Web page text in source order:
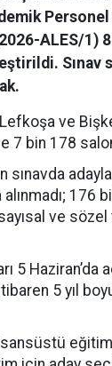
ALES/1)
Sınav
Lefkoşa ve
7 bin 178
sınavda
176
ve
5 Haziran’da
5 yıl